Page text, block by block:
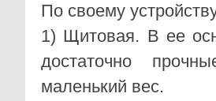
По своему
1) Щитовая. В ее
достаточно
маленький вес.